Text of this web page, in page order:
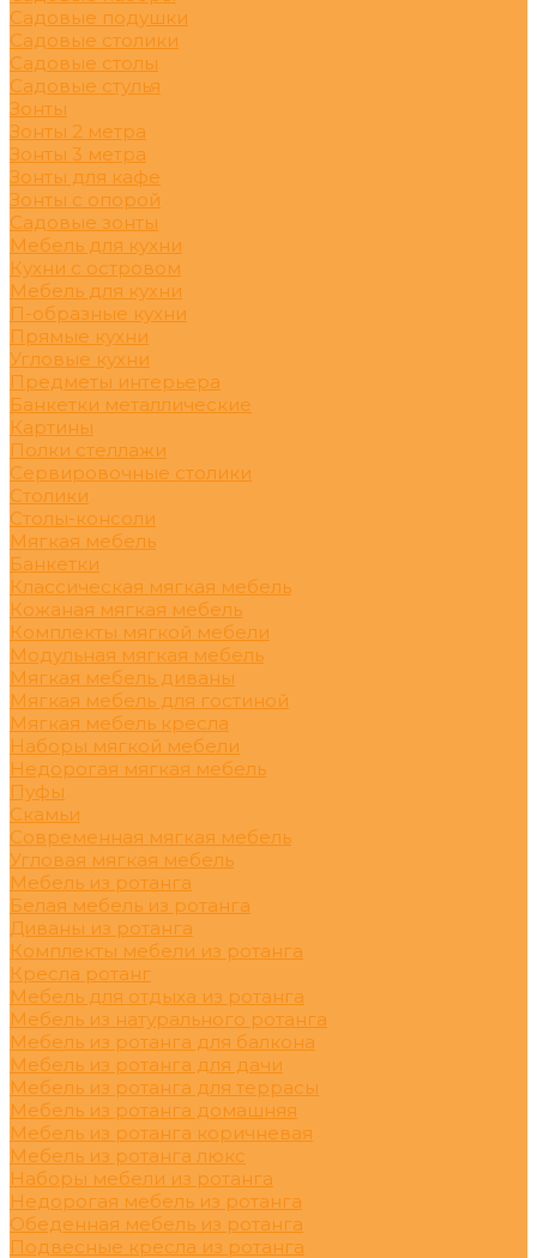
Садовые подушки
Садовые столики
Садовые столы
Садовые стулья
Зонты
Зонты 2 метра
Зонты 3 метра
Зонты для кафе
Зонты с опорой
Садовые зонты
Мебель для кухни
Кухни с островом
Мебель для кухни
П-образные кухни
Прямые кухни
Угловые кухни
Предметы интерьера
Банкетки металлические
Картины
Полки стеллажи
Сервировочные столики
Столики
Столы-консоли
Мягкая мебель
Банкетки
Классическая мягкая мебель
Кожаная мягкая мебель
Комплекты мягкой мебели
Модульная мягкая мебель
Мягкая мебель диваны
Мягкая мебель для гостиной
Мягкая мебель кресла
Наборы мягкой мебели
Недорогая мягкая мебель
Пуфы
Скамьи
Современная мягкая мебель
Угловая мягкая мебель
Мебель из ротанга
Белая мебель из ротанга
Диваны из ротанга
Комплекты мебели из ротанга
Кресла ротанг
Мебель для отдыха из ротанга
Мебель из натурального ротанга
Мебель из ротанга для балкона
Мебель из ротанга для дачи
Мебель из ротанга для террасы
Мебель из ротанга домашняя
Мебель из ротанга коричневая
Мебель из ротанга люкс
Наборы мебели из ротанга
Недорогая мебель из ротанга
Обеденная мебель из ротанга
Подвесные кресла из ротанга